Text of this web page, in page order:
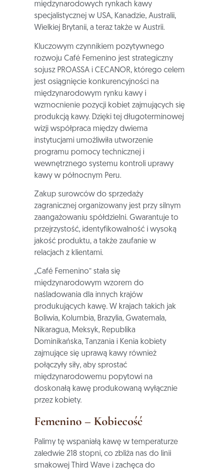
międzynarodowych rynkach kawy
specjalistycznej w USA, Kanadzie, Australii,
Wielkiej Brytanii, a teraz także w Austrii.
Kluczowym czynnikiem pozytywnego
rozwoju Café Femenino jest strategiczny
sojusz PROASSA i CECANOR, którego celem
jest osiągnięcie konkurencyjności na
międzynarodowym rynku kawy i
wzmocnienie pozycji kobiet zajmujących się
produkcją kawy. Dzięki tej długoterminowej
wizji współpraca między dwiema
instytucjami umożliwiła utworzenie
programu pomocy technicznej i
wewnętrznego systemu kontroli uprawy
kawy w północnym Peru.
Zakup surowców do sprzedaży
zagranicznej organizowany jest przy silnym
zaangażowaniu spółdzielni. Gwarantuje to
przejrzystość, identyfikowalność i wysoką
jakość produktu, a także zaufanie w
relacjach z klientami.
„Café Femenino” stała się
międzynarodowym wzorem do
naśladowania dla innych krajów
produkujących kawę. W krajach takich jak
Boliwia, Kolumbia, Brazylia, Gwatemala,
Nikaragua, Meksyk, Republika
Dominikańska, Tanzania i Kenia kobiety
zajmujące się uprawą kawy również
połączyły siły, aby sprostać
międzynarodowemu popytowi na
doskonałą kawę produkowaną wyłącznie
przez kobiety.
Femenino – Kobiecość
Palimy tę wspaniałą kawę w temperaturze
zaledwie 218 stopni, co zbliża nas do linii
smakowej Third Wave i zachęca do